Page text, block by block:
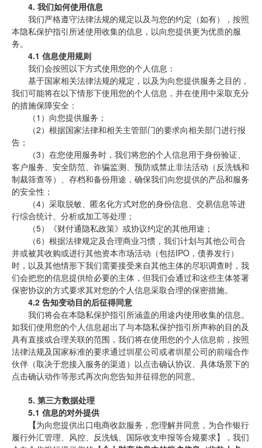
4. 我们如何使用信息
我们严格遵守法律法规的规定以及与您的约定（如有），按照
本隐私保护指引所述使用收集的信息，以向您提供更为优质的服
务。
4.1 信息使用规则
我们会按照以下方式使用您的个人信息：
基于国家相关法律法规的规定，以及为向您提供服务之目的，
我们可能将在以下情形下使用您的个人信息，并在使用中采取充分
的措施保障安全：
（1）向您提供服务；
（2）根据国家法律和相关主管部门的要求向相关部门进行报
告；
（3）在您使用服务时，我们将您的个人信息用于身份验证、
客户服务、安全防范、诈骗监测、预防或禁止非法活动（反洗钱和
制裁筛查等）、存档和备份用途，确保我们向您提供的产品和服务
的安全性；
（4）采取脱敏、匿名化方式对您的身份信息、交易信息等进
行综合统计、分析或加工等处理；
（5）《财付通隐私政策》或协议约定的其他用途；
（6）根据法律规定及合理商业习惯，我们计划与其他公司合
并或被其收购或进行其他资本市场活动（包括IPO，债券发行）
时，以及其他情形下我们需要接受来自其他主体的尽职调查时，我
们会把您的信息提供给必要的主体，但我们会通过和这些主体签署
保密协议的方式要求其对您的个人信息采取合理的保密措施。
4.2 告知变动目的后征得同意
我们将会在本隐私保护指引所涵盖的用途内使用收集的信息。
如我们使用您的个人信息超出了与本隐私保护指引所声称的目的及
具有直接或合理关联的范围，我们将在使用您的个人信息前，按照
法律法规及国家标准的要求通过圳星公司或者圳星公司的前端合作
伙伴（取决于您接入服务的渠道）以点击确认协议、具体场景下的
点击确认动作等形式再次向您告知并征得您的同意。
5. 第三方数据处理
5.1 信息的对外提供
【为向您提供出口电商收款服务，您理解并同意，为合作银行
履行外汇管理、风控、反洗钱、国际收支申报等合规要求】，我们